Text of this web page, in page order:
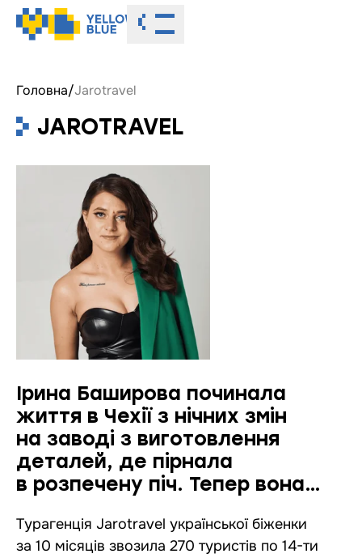
Toggle menu
Головна/Jarotravel
JAROTRAVEL
Ірина Баширова починала
життя в Чехії з нічних змін
на заводі з виготовлення
деталей, де пірнала
в розпечену піч. Тепер вона
ось її історія
Турагенція Jarotravel української біженки
за 10 місяців звозила 270 туристів по 14-ти